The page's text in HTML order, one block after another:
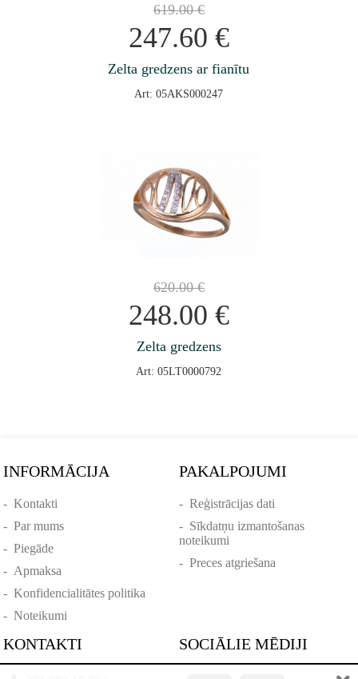
619.00€
247.60 €
Zelta gredzens ar fianītu
Art: 05AKS000247
620.00€
248.00 €
Zelta gredzens
Art: 05LT0000792
INFORMĀCIJA
-Kontakti
-Par mums
-Piegāde
- Apmaksa
-Konfidencialitātes politika
-Noteikumi
PAKALPOJUMI
- Reģistrācijas dati
- Sīkdatņu izmantošanas
noteikumi
- Preces atgriešana
KONTAKTI SOCIĀLIE MĒDIJI